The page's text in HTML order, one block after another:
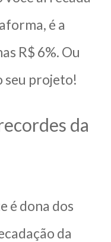
é a
R$ 6%. Ou
seu projeto!
da
é dona dos
da